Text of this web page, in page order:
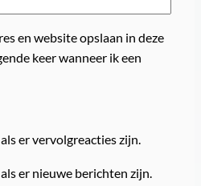
en website opslaan in deze
keer wanneer ik een
er vervolgreacties zijn.
er nieuwe berichten zijn.